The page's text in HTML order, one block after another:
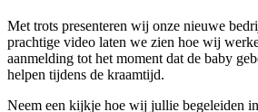
Met trots presenteren wij onze nieuwe
prachtige video laten we zien hoe wij
aanmelding tot het moment dat de baby
helpen tijdens de kraamtijd.
Neem een kijkje hoe wij jullie begeleiden